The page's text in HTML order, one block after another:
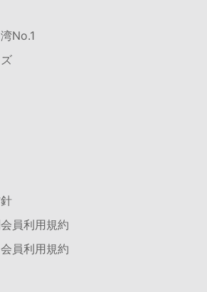
No.1
員利用規約
員利用規約